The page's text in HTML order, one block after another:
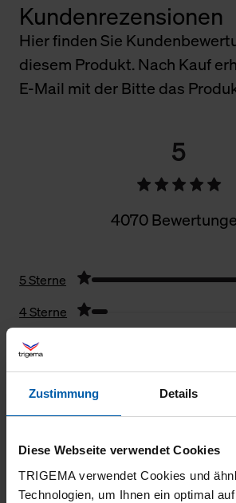
Zustimmung Details
Diese Webseite verwendet Cookies
TRIGEMA verwendet Cookies und
Technologien, um Ihnen ein optimal
Kundenrezensionen
Hier finden Sie
diesem Produkt. Nach Kauf
E-Mail mit der Bitte das
5
4070
5 Sterne
4 Sterne
3 Sterne
2 Sterne